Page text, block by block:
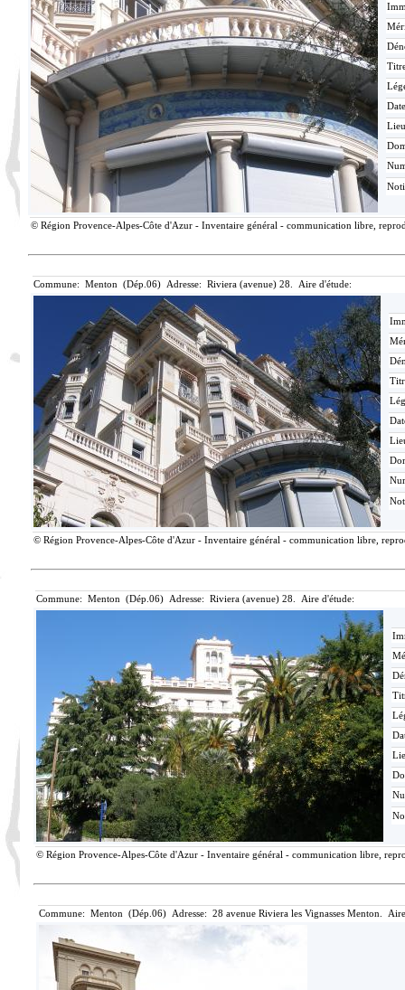
© Région Provence-Alpes-Côte d'Azur - Inventaire général - communication libre,
Commune: Menton (Dép.06) Adresse: Riviera (avenue) 28. Aire d'étude:
© Région Provence-Alpes-Côte d'Azur - Inventaire général - communication libre,
Commune: Menton (Dép.06) Adresse: Riviera (avenue) 28. Aire d'étude:
© Région Provence-Alpes-Côte d'Azur - Inventaire général - communication libre,
Commune: Menton (Dép.06) Adresse: 28 avenue Riviera les Vignasses Menton.